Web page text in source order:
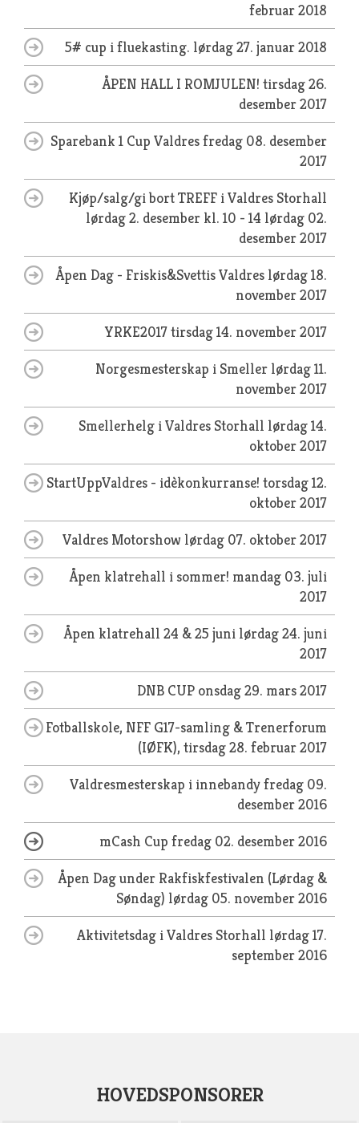
februar 2018
5# cup i fluekasting. lørdag 27. januar 2018
ÅPEN HALL I ROMJULEN! tirsdag 26.
desember 2017
Sparebank 1 Cup Valdresfredag 08. desember
2017
Kjøp/salg/gi bort TREFF i Valdres Storhall
lørdag 2. desember kl. 10 - 14 lørdag 02.
desember 2017
Åpen Dag - Friskis&Svettis Valdres lørdag 18.
november 2017
YRKE2017tirsdag 14. november 2017
Norgesmesterskap i Smeller lørdag 11.
november 2017
Smellerhelg i Valdres Storhall lørdag 14.
oktober 2017
StartUppValdres - idèkonkurranse! torsdag 12.
oktober 2017
Valdres Motorshow lørdag 07. oktober 2017
Åpen klatrehall i sommer! mandag 03. juli
2017
Åpen klatrehall 24 & 25 juni lørdag 24. juni
2017
DNB CUP onsdag 29. mars 2017
Fotballskole, NFF G17-samling & Trenerforum
(IØFK), tirsdag 28. februar 2017
Valdresmesterskap i innebandyfredag 09.
desember 2016
mCash Cup fredag 02. desember 2016
Åpen Dag under Rakfiskfestivalen (Lørdag &
Søndag) lørdag 05. november 2016
Aktivitetsdag i Valdres Storhall lørdag 17.
september 2016
HOVEDSPONSORER